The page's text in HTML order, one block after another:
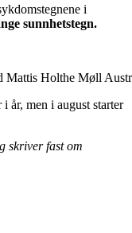
i
sunnhetstegn.
Mattis Holthe Møll
år, men i august starter
skriver fast om